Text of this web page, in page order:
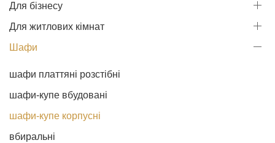
Для бізнесу
Для житлових кімнат
Шафи
шафи платтяні розстібні
шафи-купе вбудовані
шафи-купе корпусні
вбиральні